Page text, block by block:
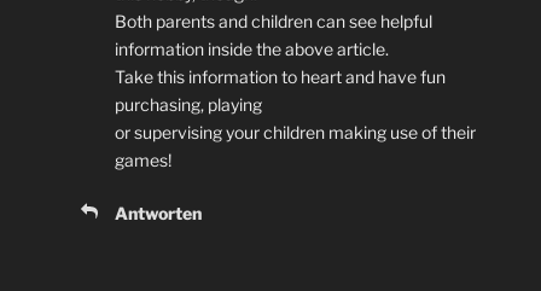
Both parents and children can see helpful
information inside the above article.
Take this information to heart and have fun
purchasing, playing
or supervising your children making use of their
games!
Antworten